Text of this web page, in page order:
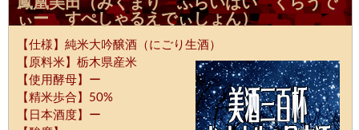
ぃー すぺしゃるえでぃしょん）
【仕様】純米大吟醸酒（にごり生酒）
【原料米】栃木県産米
【使用酵母】ー
【精米歩合】50%
【日本酒度】ー